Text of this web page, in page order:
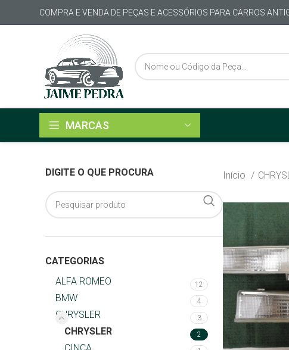
COMPRA E VENDA DE PEÇAS E ACESSÓRIOS PARA CARROS
MARCAS
DIGITE O QUE PROCURA
CATEGORIAS
ALFA ROMEO
12
BMW 4
CHRYSLER 3
CHRYSLER 2
Início